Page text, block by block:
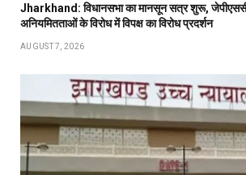
Jharkhand: विधानसभा का मानसून सत्र शुरू, जेपीएससी
अनियमितताओं के विरोध में विपक्ष का विरोध प्रदर्शन
AUGUST 7, 2026